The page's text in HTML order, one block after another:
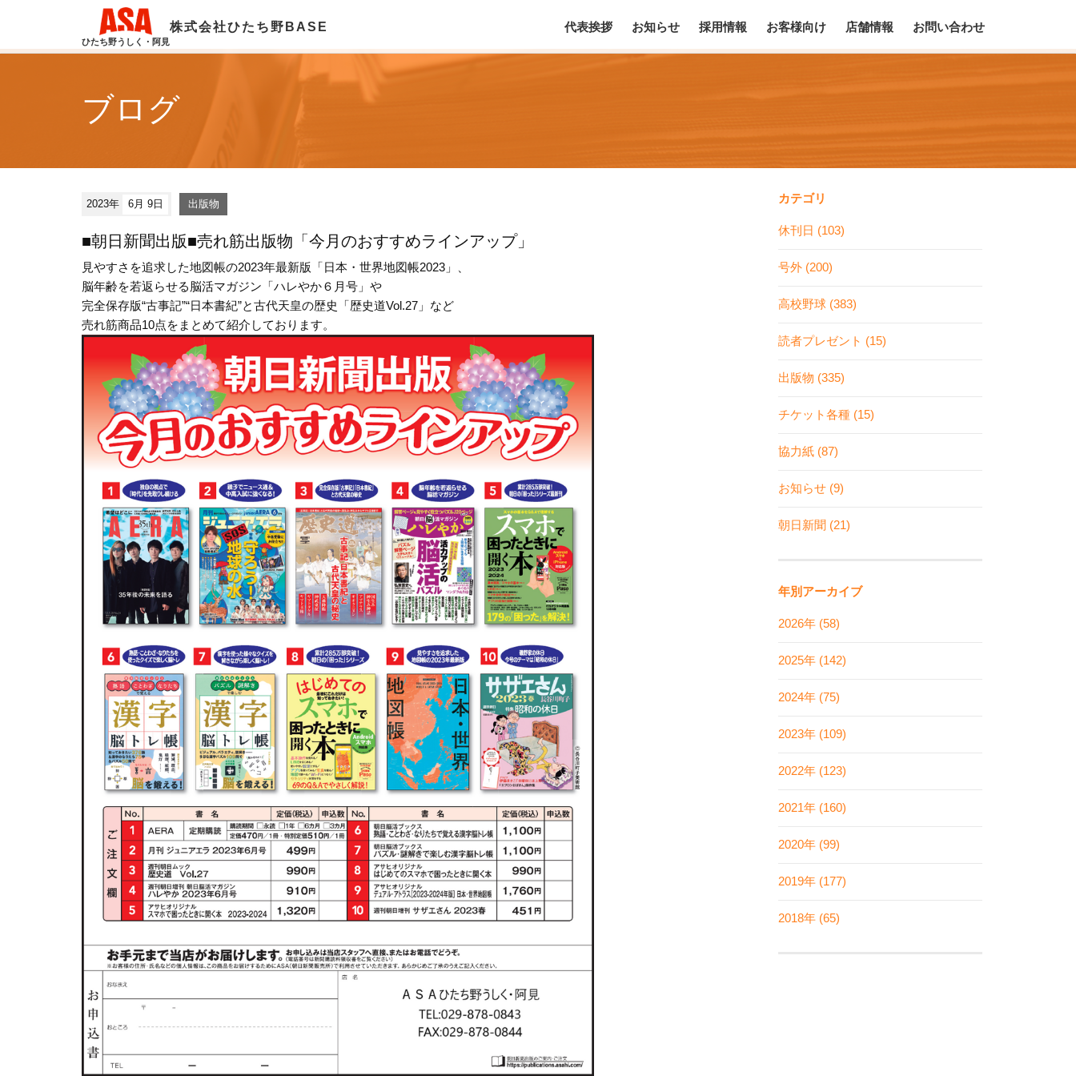
ひたち野うしく・阿見
株式会社ひたち野BASE 代表挨拶 お知らせ 採用情報 お客様向け 店舗情報 お問い合わせ
ブログ
2023年 6月 9日 出版物
■朝日新聞出版■売れ筋出版物「今月のおすすめラインアップ」
見やすさを追求した地図帳の2023年最新版「日本・世界地図帳2023」、
脳年齢を若返らせる脳活マガジン「ハレやか６月号」や
完全保存版“古事記”“日本書紀”と古代天皇の歴史「歴史道Vol.27」など
売れ筋商品10点をまとめて紹介しております。
カテゴリ
休刊日 (103)
号外 (200)
高校野球 (383)
読者プレゼント (15)
出版物 (335)
チケット各種 (15)
協力紙 (87)
お知らせ (9)
朝日新聞 (21)
年別アーカイブ
2026年 (58)
2025年 (142)
2024年 (75)
2023年 (109)
2022年 (123)
2021年 (160)
2020年 (99)
2019年 (177)
2018年 (65)